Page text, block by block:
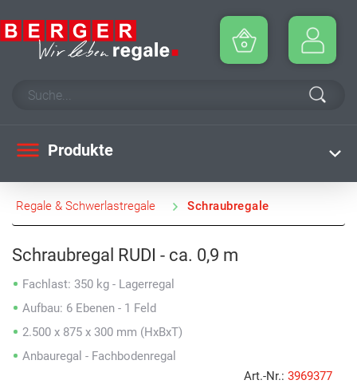
Produkte
Regale & Schwerlastregale Schraubregale
Schraubregal RUDI - ca. 0,9 m
Fachlast: 350 kg - Lagerregal
Aufbau: 6 Ebenen - 1 Feld
2.500 x 875 x 300 mm (HxBxT)
Anbauregal - Fachbodenregal
Art.-Nr.: 3969377